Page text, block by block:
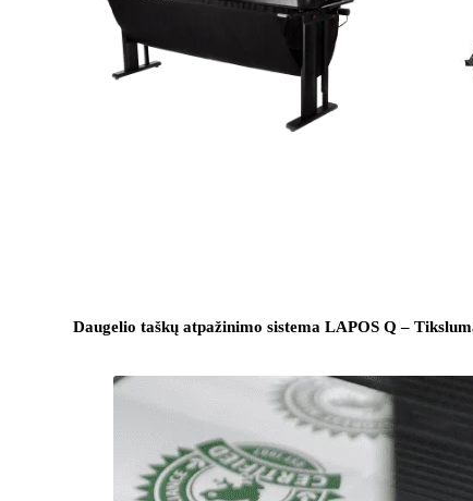
Daugelio taškų atpažinimo sistema LAPOS Q –